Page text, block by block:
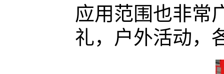
应用范围也非常
礼，户外活动，